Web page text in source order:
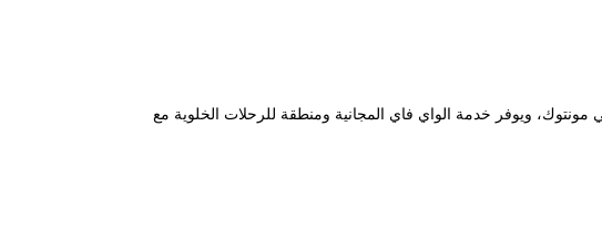
ويوفر خدمة الواي فاي المجانية ومنطقة للرحلات الخلوية مع